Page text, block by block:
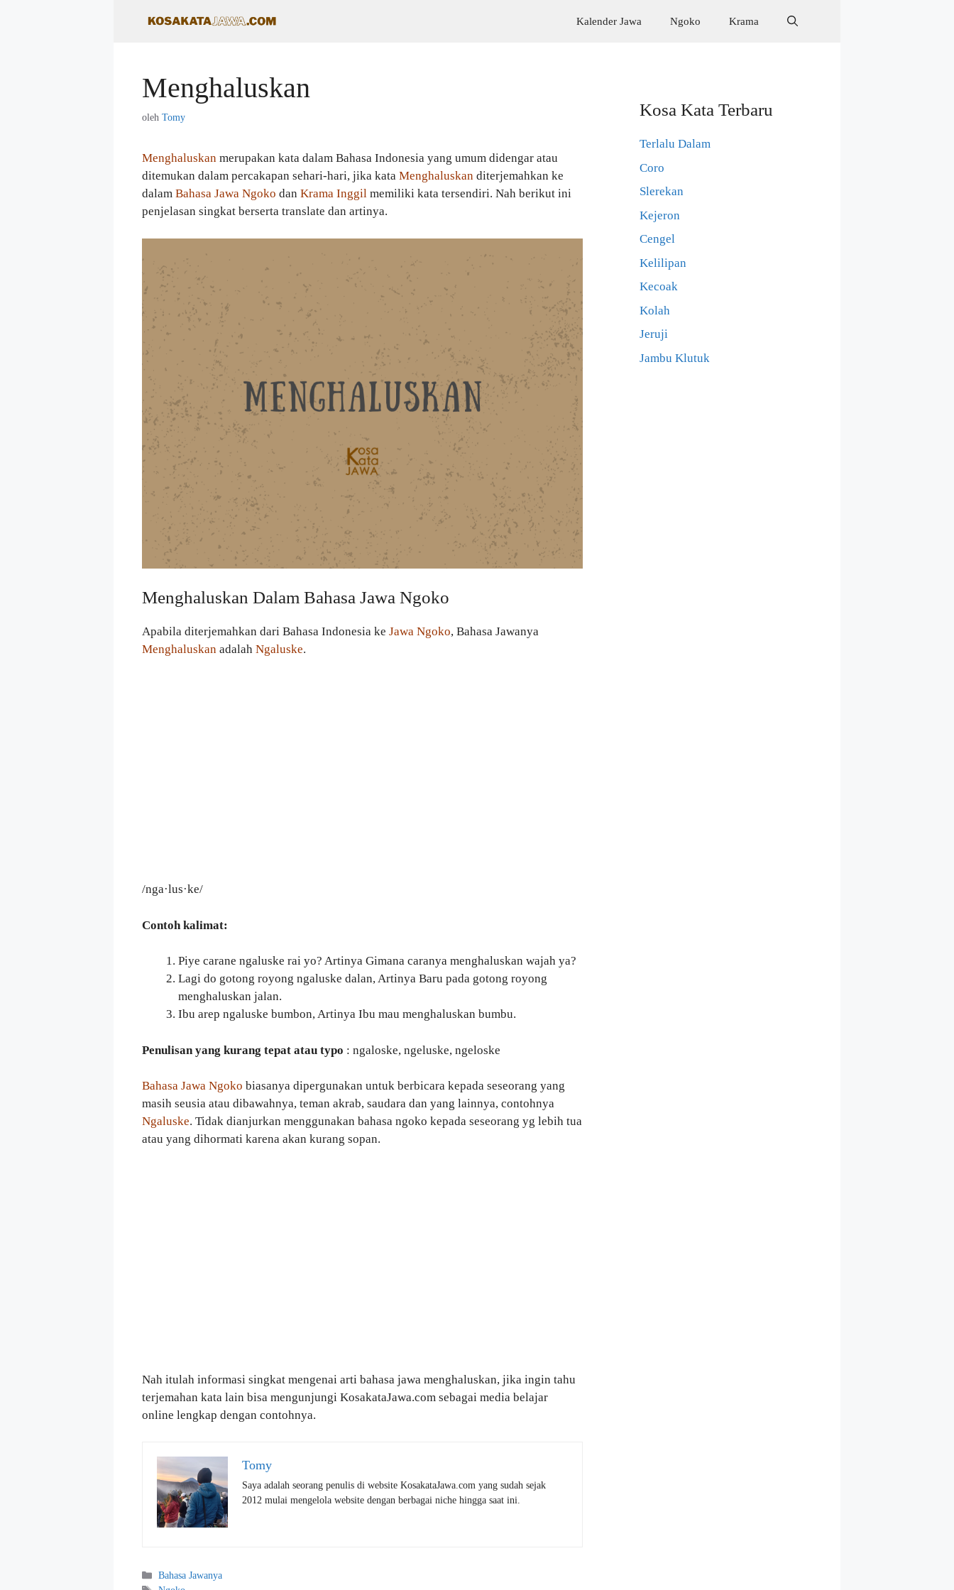
Kalender Jawa Ngoko Krama
Menghaluskan
oleh Tomy
Menghaluskan merupakan kata dalam Bahasa Indonesia yang umum didengar atau
ditemukan dalam percakapan sehari-hari, jika kata Menghaluskan diterjemahkan ke
dalam Bahasa Jawa Ngoko dan Krama Inggil memiliki kata tersendiri. Nah berikut ini
penjelasan singkat berserta translate dan artinya.
Menghaluskan Dalam Bahasa Jawa Ngoko
Apabila diterjemahkan dari Bahasa Indonesia ke Jawa Ngoko, Bahasa Jawanya
Menghaluskan adalah Ngaluske.
/nga·lus·ke/
Contoh kalimat:
Piye carane ngaluske rai yo? Artinya Gimana caranya menghaluskan wajah ya?
Lagi do gotong royong ngaluske dalan, Artinya Baru pada gotong royong
menghaluskan jalan.
Ibu arep ngaluske bumbon, Artinya Ibu mau menghaluskan bumbu.
Penulisan yang kurang tepat atau typo : ngaloske, ngeluske, ngeloske
Bahasa Jawa Ngoko biasanya dipergunakan untuk berbicara kepada seseorang yang
masih seusia atau dibawahnya, teman akrab, saudara dan yang lainnya, contohnya
Ngaluske. Tidak dianjurkan menggunakan bahasa ngoko kepada seseorang yg lebih tua
atau yang dihormati karena akan kurang sopan.
Nah itulah informasi singkat mengenai arti bahasa jawa menghaluskan, jika ingin tahu
terjemahan kata lain bisa mengunjungi KosakataJawa.com sebagai media belajar
online lengkap dengan contohnya.
Tomy
Saya adalah seorang penulis di website KosakataJawa.com yang sudah sejak
2012 mulai mengelola website dengan berbagai niche hingga saat ini.
Kategori
Bahasa Jawanya
Kosa Kata Terbaru
Terlalu Dalam
Coro
Slerekan
Kejeron
Cengel
Kelilipan
Kecoak
Kolah
Jeruji
Jambu Klutuk